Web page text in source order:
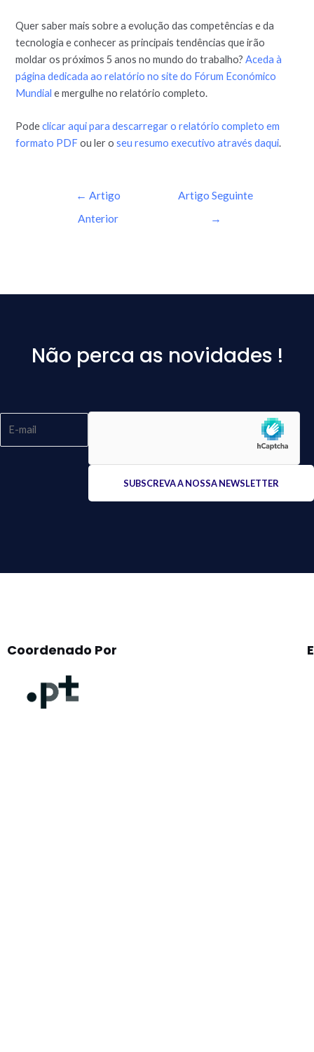
Quer saber mais sobre a evolução das competências e da
tecnologia e conhecer as principais tendências que irão
moldar os próximos 5 anos no mundo do trabalho?Aceda à
página dedicada ao relatório no site do Fórum Económico
Mundial e mergulhe no relatório completo.
Podeclicar aqui para descarregar o relatório completo em
formato PDF ou ler oseu resumo executivo através daqui.
← Artigo
Anterior
Artigo Seguinte
→
Não perca as novidades !
Coordenado Por